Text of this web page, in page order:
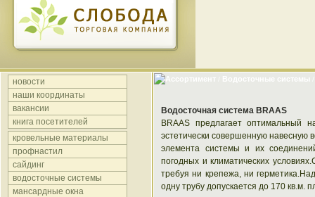
новости
наши координаты
вакансии
книга посетителей
кровельные материалы
профнастил
сайдинг
водосточные системы
мансардные окна
Ассортимент Водосточные системы
Водосточная система BRAAS
BRAAS предлагает оптимальный
эстетически совершенную навесную
элемента системы и их
погодных и климатических
требуя ни крепежа, ни
одну трубу допускается до 170